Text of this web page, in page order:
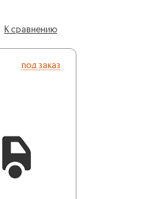
К сравнению
под заказ